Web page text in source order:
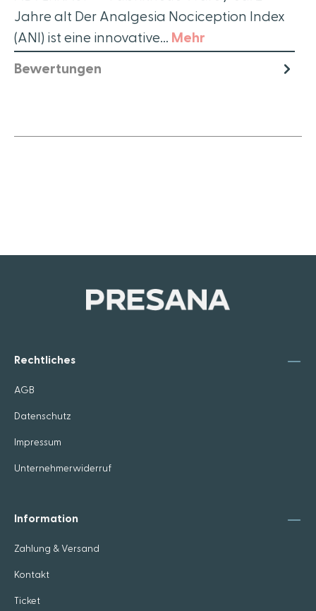
Jahre alt Der Analgesia Nociception Index
(ANI) ist eine innovative… Mehr
Bewertungen
Rechtliches
AGB
Datenschutz
Impressum
Unternehmerwiderruf
Information
Zahlung & Versand
Kontakt
Ticket